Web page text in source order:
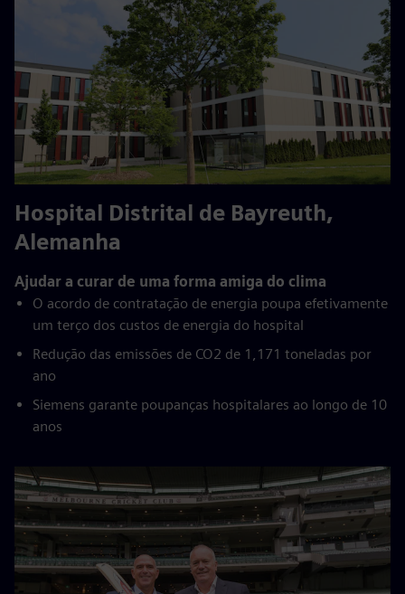
Hospital Distrital de Bayreuth,
Alemanha
Ajudar a curar de uma forma amiga do clima
O acordo de contratação de energia poupa efetivamente
um terço dos custos de energia do hospital
Redução das emissões de CO2 de 1,171 toneladas por
ano
Siemens garante poupanças hospitalares ao longo de 10
anos